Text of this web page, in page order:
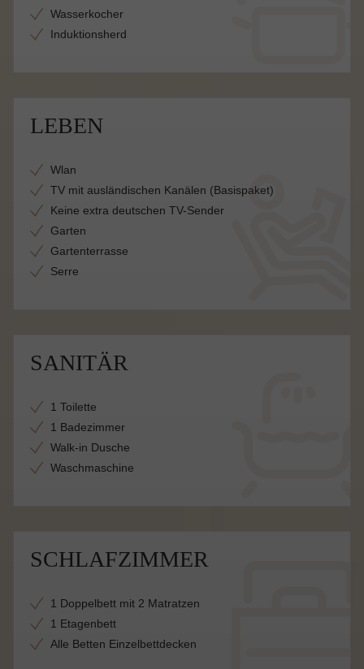
Wasserkocher
Induktionsherd
LEBEN
Wlan
TV mit ausländischen Kanälen (Basispaket)
Keine extra deutschen TV-Sender
Garten
Gartenterrasse
Serre
SANITÄR
1 Toilette
1 Badezimmer
Walk-in Dusche
Waschmaschine
SCHLAFZIMMER
1 Doppelbett mit 2 Matratzen
1 Etagenbett
Alle Betten Einzelbettdecken